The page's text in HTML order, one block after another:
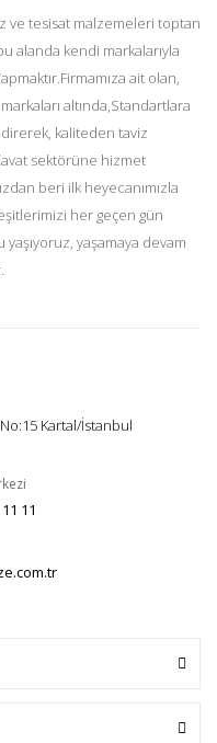
ve tesisat malzemeleri toptan
alanda kendi markalarıyla
ait olan,
altında,Standartlara
kaliteden taviz
sektörüne hizmet
beri ilk heyecanımızla
her geçen gün
yaşıyoruz, yaşamaya devam
Kartal/İstanbul
11